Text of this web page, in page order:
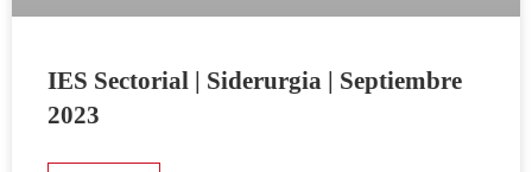
IES Sectorial | Siderurgia | Septiembre
2023